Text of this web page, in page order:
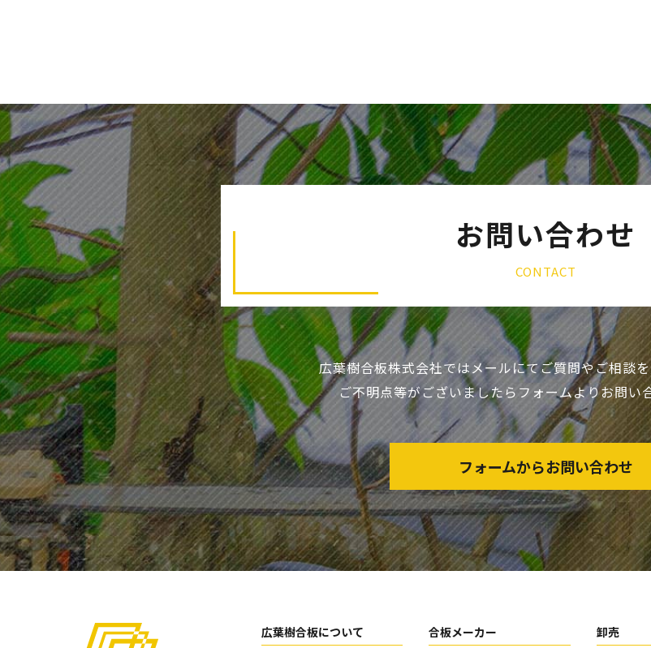
お問い合わせ
CONTACT
広葉樹合板株式会社ではメールにてご質問やご相談
ご不明点等がございましたら フォームよりお問い
フォームからお問い合わせ
広葉樹合板について 合板メーカー 卸売